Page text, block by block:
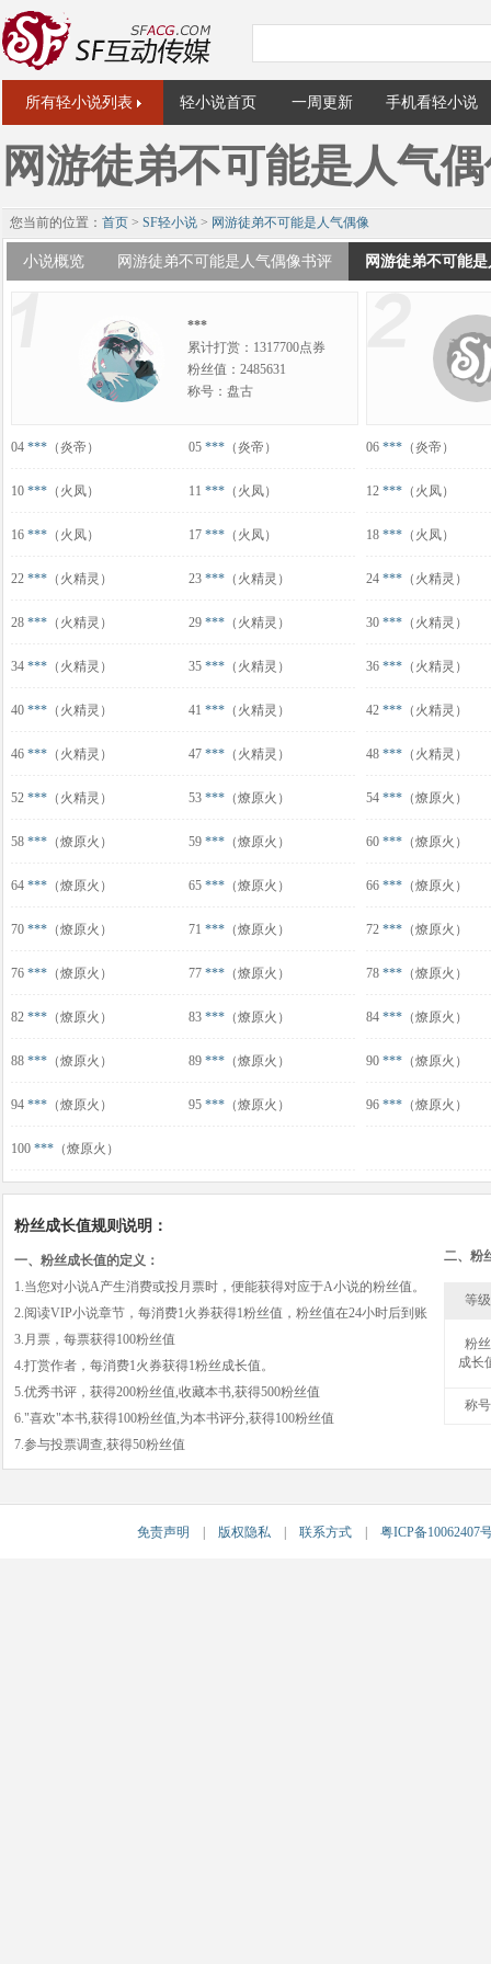
所有轻小说列表 轻小说首页 一周更新 手机看轻小说
网游徒弟不可能是人气
您当前的位置： 首页 > SF轻小说 > 网游徒弟不可能是人气偶像
小说概览 网游徒弟不可能是人气偶像书评 网游徒弟不可能
***
累计打赏：1317700点券
粉丝值：2485631
称号：盘古
04 *** （炎帝） 05 *** （炎帝） 06 *** （炎帝）
10 *** （火凤） 11 *** （火凤） 12 *** （火凤）
16 *** （火凤） 17 *** （火凤） 18 *** （火凤）
22 *** （火精灵） 23 *** （火精灵） 24 *** （火精灵）
28 *** （火精灵） 29 *** （火精灵） 30 *** （火精灵）
34 *** （火精灵） 35 *** （火精灵） 36 *** （火精灵）
40 *** （火精灵） 41 *** （火精灵） 42 *** （火精灵）
46 *** （火精灵） 47 *** （火精灵） 48 *** （火精灵）
52 *** （火精灵） 53 *** （燎原火） 54 *** （燎原火）
58 *** （燎原火） 59 *** （燎原火） 60 *** （燎原火）
64 *** （燎原火） 65 *** （燎原火） 66 *** （燎原火）
70 *** （燎原火） 71 *** （燎原火） 72 *** （燎原火）
76 *** （燎原火） 77 *** （燎原火） 78 *** （燎原火）
82 *** （燎原火） 83 *** （燎原火） 84 *** （燎原火）
88 *** （燎原火） 89 *** （燎原火） 90 *** （燎原火）
94 *** （燎原火） 95 *** （燎原火） 96 *** （燎原火）
100 *** （燎原火）
粉丝成长值规则说明：
一、粉丝成长值的定义：
1.当您对小说A产生消费或投月票时，便能获得对应于A小说的粉丝值。
2.阅读VIP小说章节，每消费1火券获得1粉丝值，粉丝值在24小时后到账
3.月票，每票获得100粉丝值
4.打赏作者，每消费1火券获得1粉丝成长值。
5.优秀书评，获得200粉丝值,收藏本书,获得500粉丝值
6."喜欢"本书,获得100粉丝值,为本书评分,获得100粉丝值
7.参与投票调查,获得50粉丝值
二、粉
等级
粉丝
成长
称号
免责声明 版权隐私 联系方式 粤ICP备10062407